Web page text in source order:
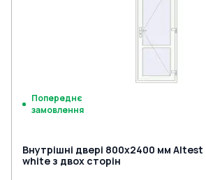
Попереднє
замовлення
Внутрішні двері 800x2400 мм Altest
white з двох сторін